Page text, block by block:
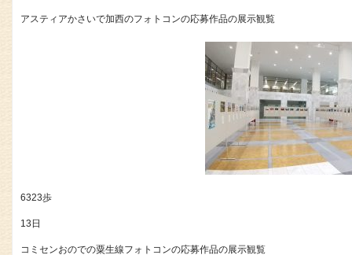
アスティアかさいで加西のフォトコンの応募作品の展示観覧
6323歩
13日
コミセンおのでの粟生線フォトコンの応募作品の展示観覧